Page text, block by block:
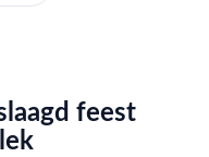
feest